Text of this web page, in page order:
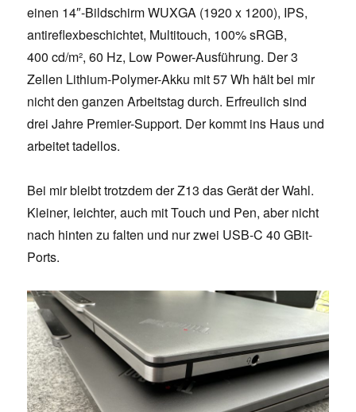
einen 14″-Bildschirm WUXGA (1920 x 1200), IPS,
antireflexbeschichtet, Multitouch, 100% sRGB,
400 cd/m², 60 Hz, Low Power-Ausführung. Der 3
Zellen Lithium-Polymer-Akku mit 57 Wh hält bei mir
nicht den ganzen Arbeitstag durch. Erfreulich sind
drei Jahre Premier-Support. Der kommt ins Haus und
arbeitet tadellos.
Bei mir bleibt trotzdem der Z13 das Gerät der Wahl.
Kleiner, leichter, auch mit Touch und Pen, aber nicht
nach hinten zu falten und nur zwei USB-C 40 GBit-
Ports.